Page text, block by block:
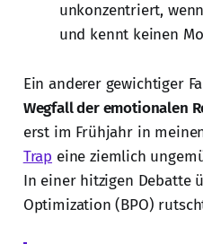
unkonzentriert,
und kennt keinen
Ein anderer gewichtiger
Wegfall der emotionalen
erst im Frühjahr in
Trap eine ziemlich
In einer hitzigen Debatte
Optimization (BPO)